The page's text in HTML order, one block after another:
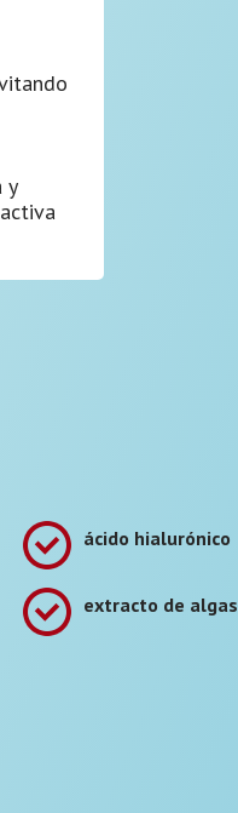
y
ácido hialurónico
extracto de algas